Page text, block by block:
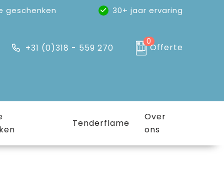
geschenken 30+ jaar ervaring
+31 (0)318 - 559 270
0
Offerte
Tenderflame
Over
ons